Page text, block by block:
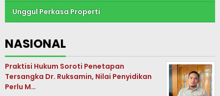
Unggul Perkasa Properti
NASIONAL
Praktisi Hukum Soroti Penetapan
Tersangka Dr. Ruksamin, Nilai Penyidikan
Perlu M…